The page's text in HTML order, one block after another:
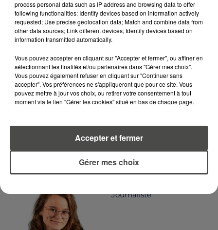
LA RÉDACTION Voir toute l'équipe RCA
DIMITRI COUTAND
Journaliste
Journaliste
process personal data such as IP address and browsing data to offer
following functionalities: Identify devices based on information actively
requested; Use precise geolocation data; Match and combine data from
other data sources; Link different devices; Identify devices based on
information transmitted automatically.
Vous pouvez accepter en cliquant sur "Accepter et fermer", ou affiner en
sélectionnant les finalités et/ou partenaires dans "Gérer mes choix".
Vous pouvez également refuser en cliquant sur "Continuer sans
accepter". Vos préférences ne s'appliqueront que pour ce site. Vous
pouvez mettre à jour vos choix, ou retirer votre consentement à tout
moment via le lien "Gérer les cookies" situé en bas de chaque page.
Gérer mes choix
Accepter et fermer